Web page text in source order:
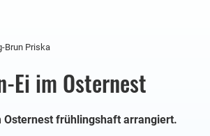
Brun Priska
Ei im Osternest
Osternest frühlingshaft arrangiert.